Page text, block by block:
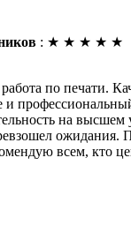
: ★ ★ ★ ★ ★
по печати.
и
на высшем
ожидания.
всем, кто